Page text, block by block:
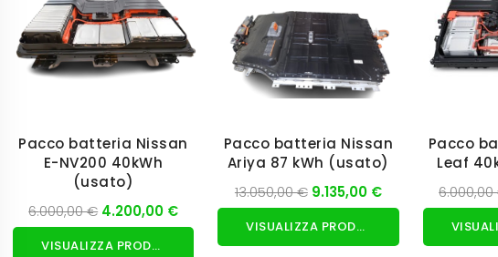
Pacco batteria Nissan
E-NV200 40kWh
(usato)
6.000,00 € 4.200,00 €
VISUALIZZA PRODOTTO
Pacco batteria Nissan
Ariya 87 kWh (usato)
13.050,00 € 9.135,00 €
VISUALIZZA PRODOTTO
Pacco
Leaf